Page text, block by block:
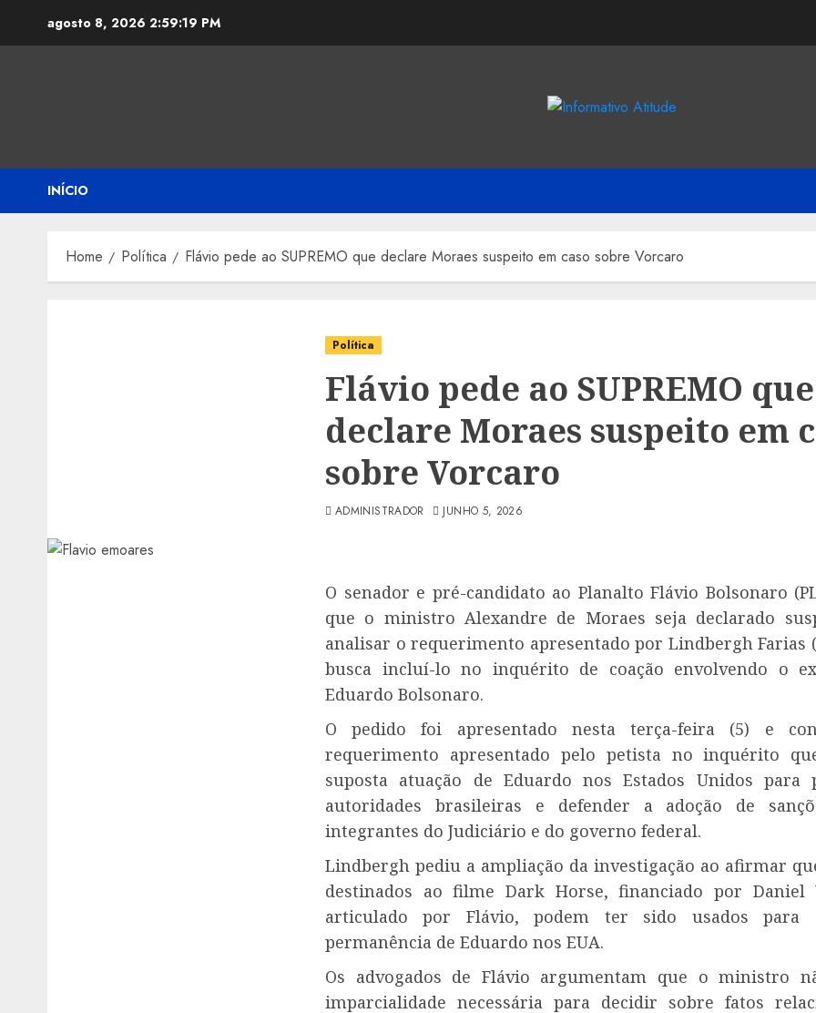
agosto 8, 2026 2:59:20 PM
INÍCIO
Home Política Flávio pede ao SUPREMO que declare Moraes suspeito em caso sobre Vorcaro
Política
Flávio pede ao SUPREMO que
declare Moraes suspeito em
sobre Vorcaro
ADMINISTRADOR JUNHO 5, 2026
O senador e pré-candidato ao Planalto Flávio Bolsonaro
que o ministro Alexandre de Moraes seja declarado
analisar o requerimento apresentado por Lindbergh Farias
busca incluí-lo no inquérito de coação envolvendo o
Eduardo Bolsonaro.
O pedido foi apresentado nesta terça-feira (5) e
requerimento apresentado pelo petista no inquérito
suposta atuação de Eduardo nos Estados Unidos para
autoridades brasileiras e defender a adoção de
integrantes do Judiciário e do governo federal.
Lindbergh pediu a ampliação da investigação ao afirmar
destinados ao filme Dark Horse, financiado por Daniel
articulado por Flávio, podem ter sido usados para
permanência de Eduardo nos EUA.
Os advogados de Flávio argumentam que o ministro
imparcialidade necessária para decidir sobre fatos